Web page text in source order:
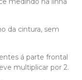
da cintura, sem
á parte frontal
multiplicar por 2.